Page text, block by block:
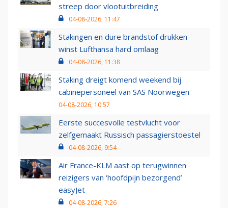
streep door vlootuitbreiding
04-08-2026, 11:47
Stakingen en dure brandstof drukken
winst Lufthansa hard omlaag
04-08-2026, 11:38
Staking dreigt komend weekend bij
cabinepersoneel van SAS Noorwegen
04-08-2026, 10:57
Eerste succesvolle testvlucht voor
zelfgemaakt Russisch passagierstoestel
04-08-2026, 9:54
Air France-KLM aast op terugwinnen
reizigers van ‘hoofdpijn bezorgend’
easyJet
04-08-2026, 7:26